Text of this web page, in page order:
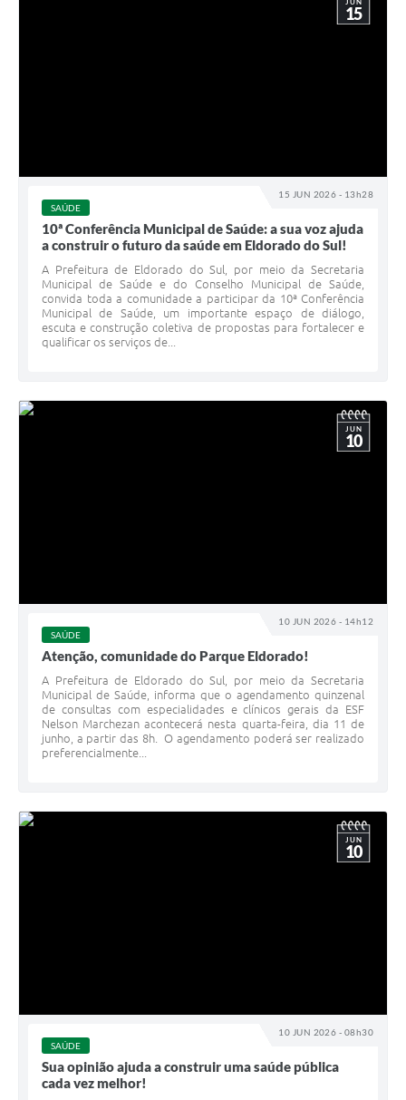
15 JUN 2026 - 13h28
JUN
15
SAÚDE
10ª Conferência Municipal de Saúde: a sua voz ajuda
a construir o futuro da saúde em Eldorado do Sul!
A Prefeitura de Eldorado do Sul, por meio da Secretaria
Municipal de Saúde e do Conselho Municipal de Saúde,
convida toda a comunidade a participar da 10ª Conferência
Municipal de Saúde, um importante espaço de diálogo,
escuta e construção coletiva de propostas para fortalecer e
qualificar os serviços de...
10 JUN 2026 - 14h12
JUN
10
SAÚDE
Atenção, comunidade do Parque Eldorado!
A Prefeitura de Eldorado do Sul, por meio da Secretaria
Municipal de Saúde, informa que o agendamento quinzenal
de consultas com especialidades e clínicos gerais da ESF
Nelson Marchezan acontecerá nesta quarta-feira, dia 11 de
junho, a partir das 8h. O agendamento poderá ser realizado
preferencialmente...
10 JUN 2026 - 08h30
JUN
10
SAÚDE
Sua opinião ajuda a construir uma saúde pública
cada vez melhor!